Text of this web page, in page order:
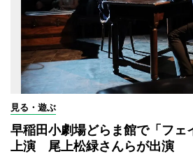
見る・遊ぶ
早稲田小劇場どらま館で「フェ
上演 尾上松緑さんらが出演